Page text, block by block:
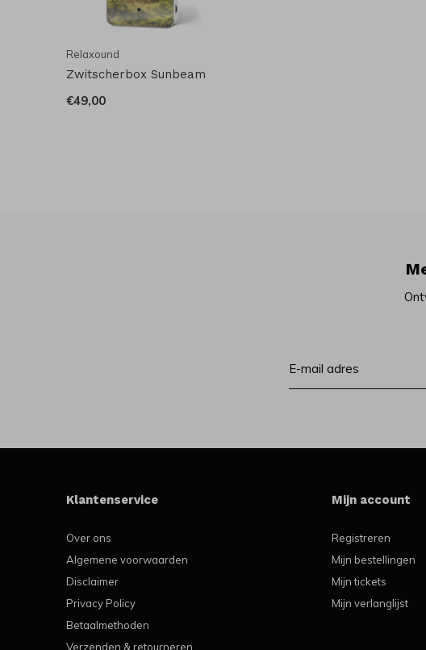
Relaxound
Zwitscherbox Sunbeam
€49,00
Klantenservice
Over ons
Algemene voorwaarden
Disclaimer
Privacy Policy
Betaalmethoden
Verzenden & retourneren
Mijn account
Registreren
Mijn bestellingen
Mijn tickets
Mijn verlanglijst